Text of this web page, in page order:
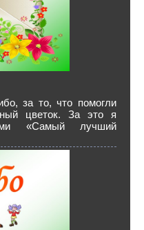
за то, что помогли
цветок. За это я
«Самый лучший